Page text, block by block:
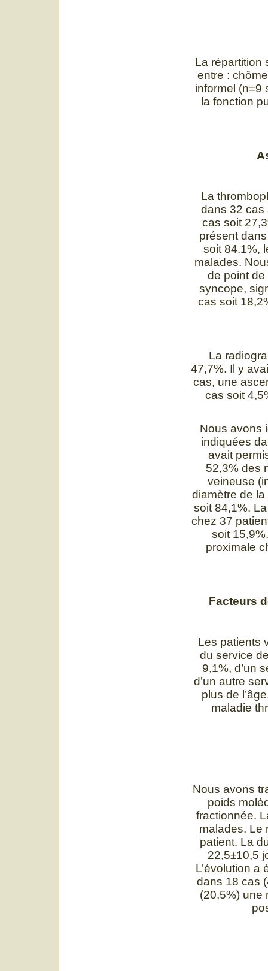
La répartition
entre :
informel (n=9
la fonction
La
dans 32 cas
cas soit
présent
soit 84.1%,
malades.
de point
syncope,
cas soit
La
47,7%. Il y
cas, une
cas soit
Nous avons
indiquées
avait
52,3% des
veineuse
diamètre de
soit 84,1%.
chez 37
soit
proximale
Facteurs
Les patients
du service
9,1%, d’un
d’un autre
plus de
maladie
Nous avons
poids
fractionnée.
malades. Le
patient. La
22,5±10,5
L’évolution a
dans 18 cas
(20,5%) une